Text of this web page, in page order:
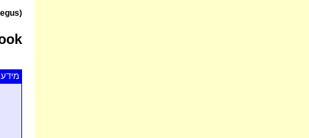
(Corvus frugilegus)